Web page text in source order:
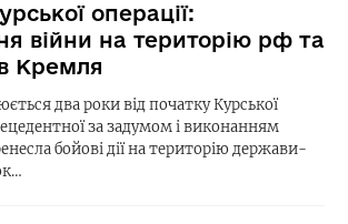
операції:
війни на територію рф та
Кремля
два роки від початку Курської
за задумом і виконанням
бойові дії на територію держави-